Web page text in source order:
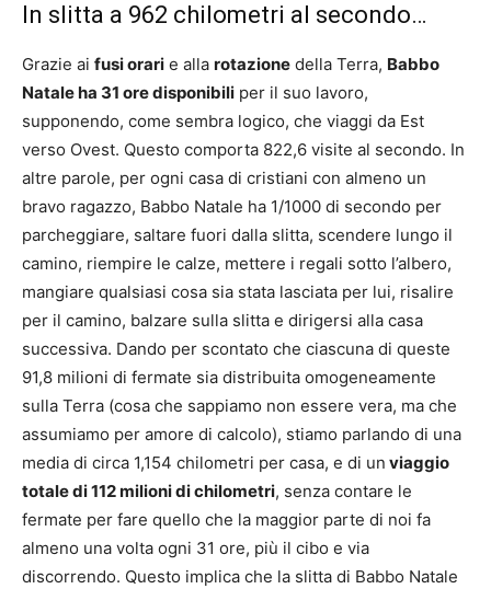
In slitta a 962 chilometri al secondo…
Grazie ai fusi orari e alla rotazione della Terra, Babbo
Natale ha 31 ore disponibili per il suo lavoro,
supponendo, come sembra logico, che viaggi da Est
verso Ovest. Questo comporta 822,6 visite al secondo. In
altre parole, per ogni casa di cristiani con almeno un
bravo ragazzo, Babbo Natale ha 1/1000 di secondo per
parcheggiare, saltare fuori dalla slitta, scendere lungo il
camino, riempire le calze, mettere i regali sotto l’albero,
mangiare qualsiasi cosa sia stata lasciata per lui, risalire
per il camino, balzare sulla slitta e dirigersi alla casa
successiva. Dando per scontato che ciascuna di queste
91,8 milioni di fermate sia distribuita omogeneamente
sulla Terra (cosa che sappiamo non essere vera, ma che
assumiamo per amore di calcolo), stiamo parlando di una
media di circa 1,154 chilometri per casa, e di un viaggio
totale di 112 milioni di chilometri, senza contare le
fermate per fare quello che la maggior parte di noi fa
almeno una volta ogni 31 ore, più il cibo e via
discorrendo. Questo implica che la slitta di Babbo Natale